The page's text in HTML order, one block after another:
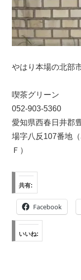
やはり本場の北部
喫茶グリーン
052-903-5360
愛知県西春日井郡
場字八反107番地
Ｆ）
共有:
Facebook
いいね: